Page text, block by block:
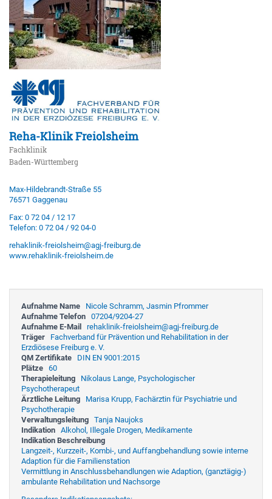
Reha-Klinik Freiolsheim
Fachklinik
Baden-Württemberg
Max-Hildebrandt-Straße 55
76571 Gaggenau
Fax: 0 72 04 / 12 17
Telefon: 0 72 04 / 92 04-0
rehaklinik-freiolsheim@agj-freiburg.de
www.rehaklinik-freiolsheim.de
Aufnahme Name
Nicole Schramm, Jasmin Pfrommer
Aufnahme Telefon 07204/9204-27
Aufnahme E-Mail rehaklinik-freiolsheim@agj-freiburg.de
Träger
Fachverband für Prävention und Rehabilitation in der
Erzdiösese Freiburg e. V.
QM Zertifikate
DIN EN 9001:2015
Plätze 60
Therapieleitung
Nikolaus Lange, Psychologischer
Psychotherapeut
Ärztliche Leitung
Marisa Krupp, Fachärztin für Psychiatrie und
Psychotherapie
Verwaltungsleitung Tanja Naujoks
Indikation Alkohol, Illegale Drogen, Medikamente
Indikation Beschreibung
Langzeit-, Kurzzeit-, Kombi-, und Auffangbehandlung sowie interne
Adaption für die Familienstation
Vermittlung in Anschlussbehandlungen wie Adaption, (ganztägig-)
ambulante Rehabilitation und Nachsorge